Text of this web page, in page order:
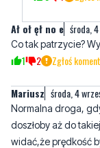
Mariusz środa, 4
Normalna droga,
widać,że prędkość
4 6 Zgłoś
środa, 4